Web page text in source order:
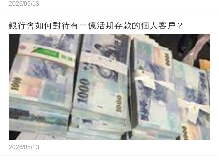
2026/05/13
銀行會如何對待有一億活期存款的個人客戶？
2026/05/13